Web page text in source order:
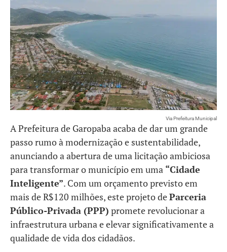
Via Prefeitura Municipal
A Prefeitura de Garopaba acaba de dar um grande
passo rumo à modernização e sustentabilidade,
anunciando a abertura de uma licitação ambiciosa
para transformar o município em uma “Cidade
Inteligente”. Com um orçamento previsto em
mais de R$120 milhões, este projeto deParceria
Público-Privada (PPP) promete revolucionar a
infraestrutura urbana e elevar significativamente a
qualidade de vida dos cidadãos.